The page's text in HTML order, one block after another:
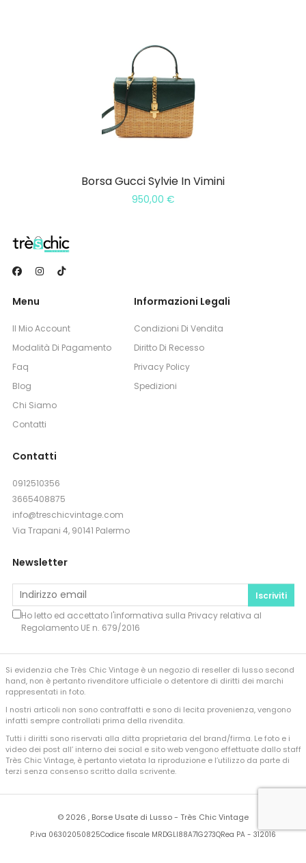
Borsa Gucci Sylvie In Vimini
950,00 €
Menu
Il Mio Account
Modalità Di Pagamento
Faq
Blog
Chi Siamo
Contatti
Informazioni Legali
Condizioni Di Vendita
Diritto Di Recesso
Privacy Policy
Spedizioni
Contatti
0912510356
3665408875
info@treschicvintage.com
Via Trapani 4, 90141 Palermo
Newsletter
Iscriviti
Ho letto ed accettato l'informativa sulla Privacyrelativa al
Regolamento UE n. 679/2016
Si evidenzia che Très Chic Vintage è un negozio di reseller di lusso second
hand, non è pertanto rivenditore ufficiale o detentore di diritti dei marchi
rappresentati in foto.
I nostri articoli non sono contraffatti e sono di lecita provenienza, vengono
infatti sempre controllati prima della rivendita.
Tutti i diritti sono riservati alla ditta proprietaria del brand/firma. Le foto e i
video dei post all’ interno dei social e sito web vengono effettuate dallo staff
Très Chic Vintage, è pertanto vietata la riproduzione e l’utilizzo da parte di
terzi senza consenso scritto dalla scrivente.
© 2026 , Borse Usate di Lusso - Très Chic Vintage
P.iva 06302050825Codice fiscale MRDGLI88A71G273QRea PA - 312016